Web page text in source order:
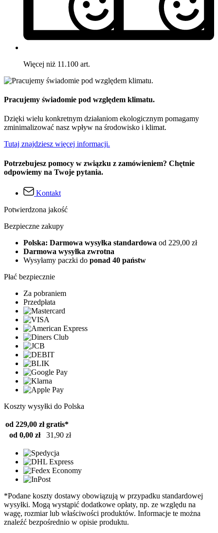
Więcej niż 11.100 art.
Pracujemy świadomie pod względem klimatu.
Dzięki wielu konkretnym działaniom ekologicznym pomagamy
zminimalizować nasz wpływ na środowisko i klimat.
Tutaj znajdziesz więcej informacji.
Potrzebujesz pomocy w związku z zamówieniem? Chętnie
odpowiemy na Twoje pytania.
Kontakt
Potwierdzona jakość
Bezpieczne zakupy
Polska: Darmowa wysyłka standardowa od 229,00 zł
Darmowa wysyłka zwrotna
Wysyłamy paczki do ponad 40 państw
Płać bezpiecznie
Za pobraniem
Przedpłata
Koszty wysyłki do Polska
od 229,00 zł gratis*
od 0,00 zł
31,90 zł
*Podane koszty dostawy obowiązują w przypadku standardowej
wysyłki. Mogą wystąpić dodatkowe opłaty, np. ze względu na
wagę, rozmiar lub właściwości produktów. Informacje te można
znaleźć bezpośrednio w opisie produktu.